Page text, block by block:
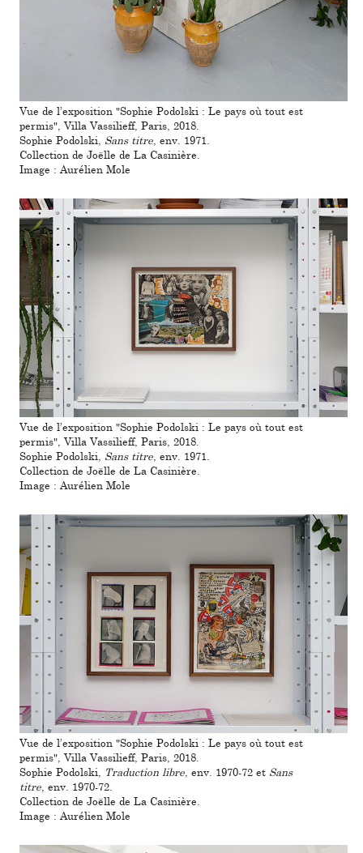
Vue de l’expo­si­tion "Sophie Podolski : Le pays où tout est
permis", Villa Vassilieff, Paris, 2018.
Sophie Podolski, Sans titre, env. 1971.
Collection de Joëlle de La Casinière.
Image : Aurélien Mole
Vue de l’expo­si­tion "Sophie Podolski : Le pays où tout est
permis", Villa Vassilieff, Paris, 2018.
Sophie Podolski, Sans titre, env. 1971.
Collection de Joëlle de La Casinière.
Image : Aurélien Mole
Vue de l’expo­si­tion "Sophie Podolski : Le pays où tout est
permis", Villa Vassilieff, Paris, 2018.
Sophie Podolski, Traduction libre, env. 1970-72 et Sans
titre, env. 1970-72.
Collection de Joëlle de La Casinière.
Image : Aurélien Mole